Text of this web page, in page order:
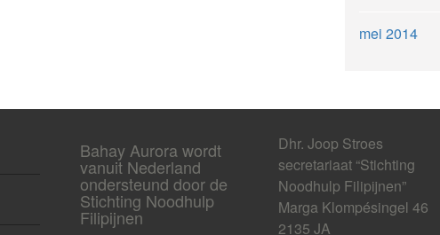
mei 2014
Bahay Aurora wordt
vanuit Nederland
ondersteund door de
Stichting Noodhulp
Filipijnen
Dhr. Joop Stroes
secretariaat “Stichting
Noodhulp Filipijnen”
Marga Klompésingel 46
2135 JA